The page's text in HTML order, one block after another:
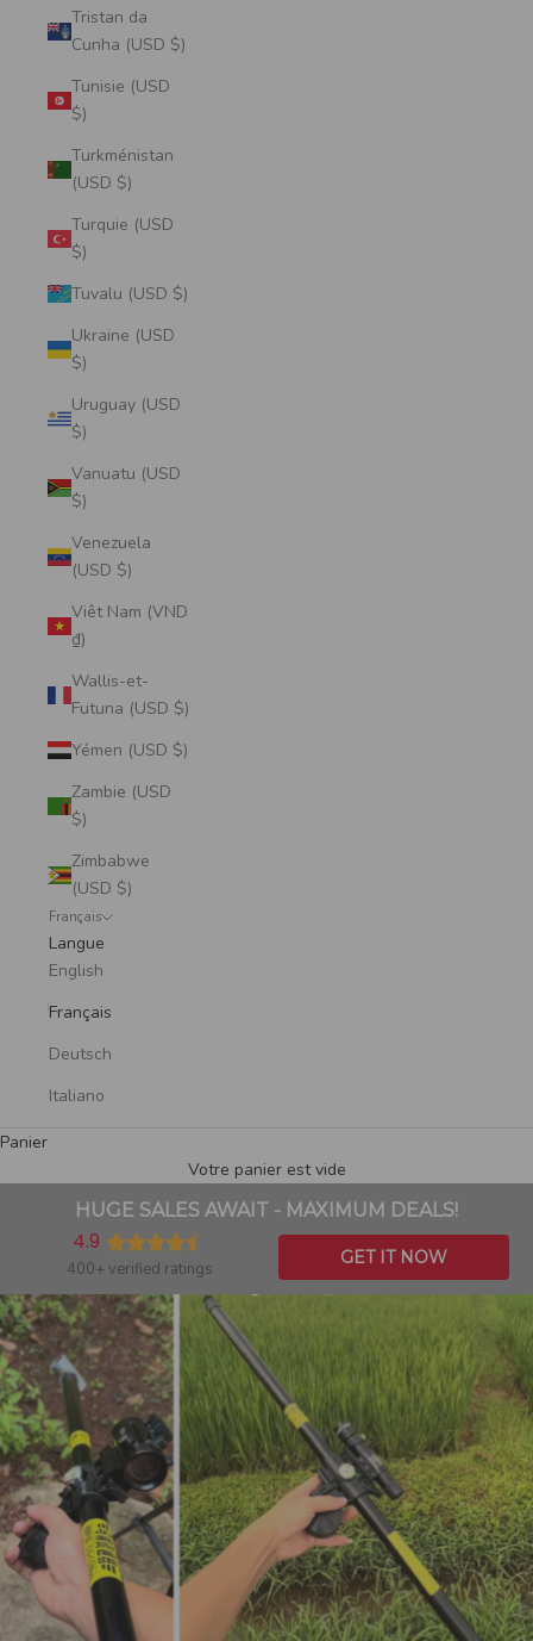
Tristan da
Cunha (USD $)
Tunisie (USD
$)
Turkménistan
(USD $)
Turquie (USD
$)
Tuvalu (USD $)
Ukraine (USD
$)
Uruguay (USD
$)
Vanuatu (USD
$)
Venezuela
(USD $)
Viêt Nam (VND
₫)
Wallis-et-
Futuna (USD $)
Yémen (USD $)
Zambie (USD
$)
Zimbabwe
(USD $)
Français
Langue
English
Français
Deutsch
Italiano
Panier
Votre panier est vide
HUGE SALES AWAIT - MAXIMUM DEALS!
4.9
400+ verified ratings
GET IT NOW